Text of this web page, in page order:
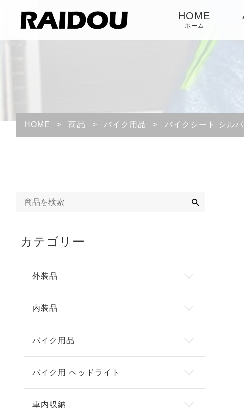
HOME
ホーム
HOME > 商品 > バイク用品 > バイクシート シル
カテゴリー
外装品
内装品
バイク用品
バイク用 ヘッドライト
車内収納